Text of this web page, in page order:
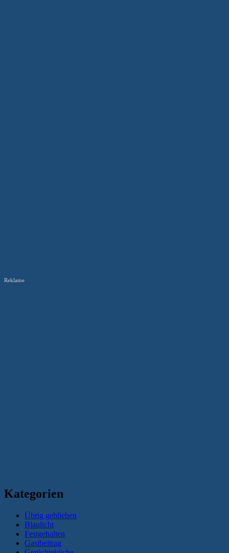
Reklame
Kategorien
Übrig geblieben
Blaulicht
Festgehalten
Gastbeitrag